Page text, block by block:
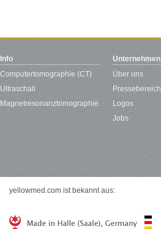
Info
Computertomographie (CT)
Ultraschall
Magnetresonanztomographie
Unternehmen
Über uns
Pressebereich
Logos
Jobs
yellowmed.com ist bekannt aus: